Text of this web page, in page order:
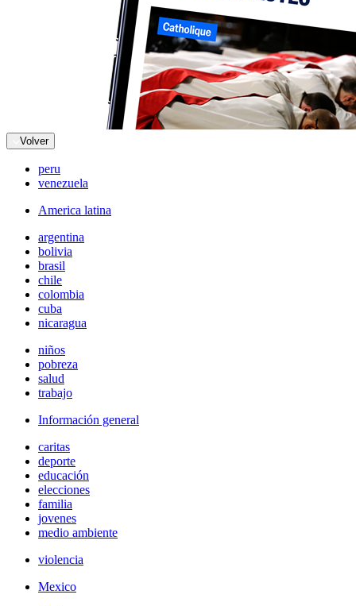
Volver
peru
venezuela
America latina
argentina
bolivia
brasil
chile
colombia
cuba
nicaragua
niños
pobreza
salud
trabajo
Información general
caritas
deporte
educación
elecciones
familia
jovenes
medio ambiente
violencia
Mexico